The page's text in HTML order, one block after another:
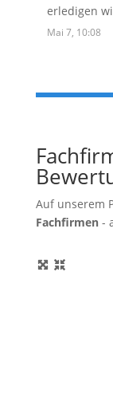
erledigen
Mai 7, 10:08
Auf unserem
Fachfirmen-